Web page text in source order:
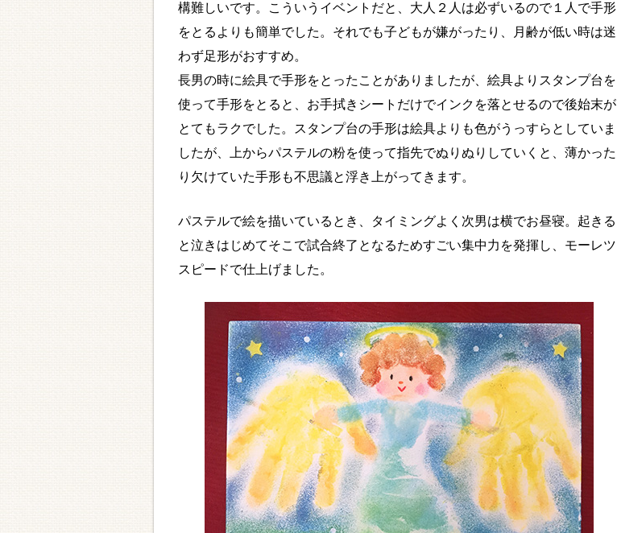
構難しいです。こういうイベントだと、大人２人は必ずいるので１人で手形
をとるよりも簡単でした。それでも子どもが嫌がったり、月齢が低い時は迷
わず足形がおすすめ。
長男の時に絵具で手形をとったことがありましたが、絵具よりスタンプ台を
使って手形をとると、お手拭きシートだけでインクを落とせるので後始末が
とてもラクでした。スタンプ台の手形は絵具よりも色がうっすらとしていま
したが、上からパステルの粉を使って指先でぬりぬりしていくと、薄かった
り欠けていた手形も不思議と浮き上がってきます。
パステルで絵を描いているとき、タイミングよく次男は横でお昼寝。起きる
と泣きはじめてそこで試合終了となるためすごい集中力を発揮し、モーレツ
スピードで仕上げました。